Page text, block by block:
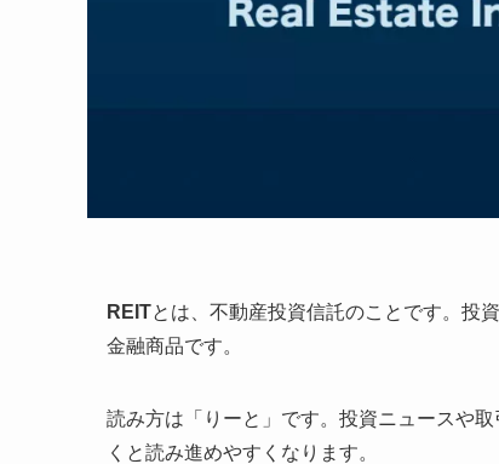
REITとは、不動産投資信託のことです。投
金融商品です。
読み方は「りーと」です。投資ニュースや
くと読み進めやすくなります。